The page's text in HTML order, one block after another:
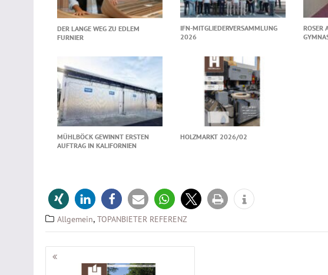
DER LANGE WEG ZU EDLEM
FURNIER
IFN-MITGLIEDERVERSAMMLUNG
2026
ROSER
MÜHLBÖCK GEWINNT ERSTEN
AUFTRAG IN KALIFORNIEN
HOLZMARKT 2026/02
Allgemein, TOPANBIETER REFERENZ
Beitragsnavigation